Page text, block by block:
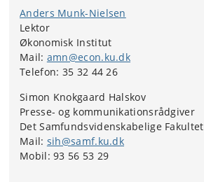
Anders Munk-Nielsen
Lektor
Økonomisk Institut
Mail: amn@econ.ku.dk
Telefon: 35 32 44 26
Simon Knokgaard Halskov
Presse- og kommunikationsrådgiver
Det Samfundsvidenskabelige Fakultet
Mail: sih@samf.ku.dk
Mobil: 93 56 53 29